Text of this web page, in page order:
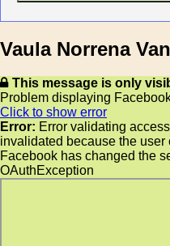
Vaula Norrena
This message is only
Problem displaying
Click to show error
Error: Error validating
invalidated because the
Facebook has changed the
OAuthException